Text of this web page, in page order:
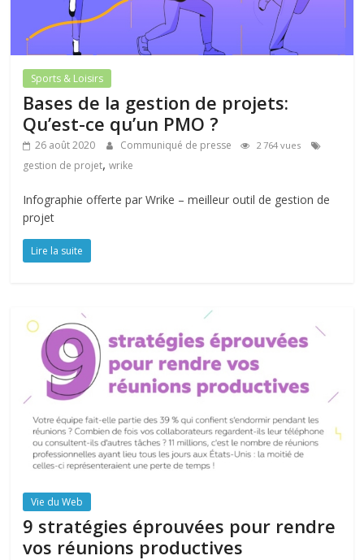
Sports & Loisirs
Bases de la gestion de projets:
Qu’est-ce qu’un PMO ?
26 août 2020 Communiqué de presse 2 764 vues
gestion de projet,wrike
Infographie offerte par Wrike – meilleur outil de gestion de
projet
Lire la suite
Vie du Web
9 stratégies éprouvées pour rendre
vos réunions productives